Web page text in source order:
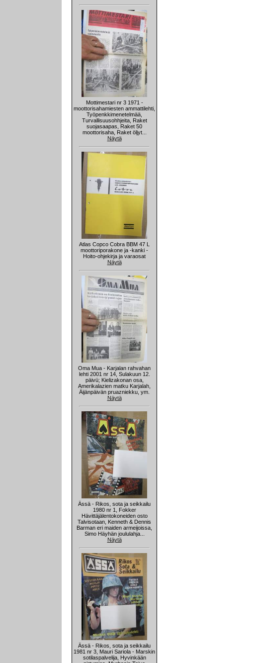
Mottimestari nr 3 1971 -
moottorisahamiesten ammattilehti,
Työpenkkimenetelmää,
Turvallisuusohhjeita, Raket
suojasaapas, Raket 50
moottorisaha, Raket öljyt...
Näytä
Atlas Copco Cobra BBM 47 L
moottoriporakone ja -kanki -
Hoito-ohjekirja ja varaosat
Näytä
Oma Mua - Karjalan rahvahan
lehti 2001 nr 14, Sulakuun 12.
päivü; Kielizakonan osa,
Amerikalazien matku Karjalah,
Äijänpäivän pruazniekku, ym.
Näytä
Ässä - Rikos, sota ja seikkailu
1980 nr 1, Fokker
Hävittäjälentokoneiden osto
Talvisotaan, Kenneth & Dennis
Barman eri maiden armeijoissa,
Simo Häyhän joululahja...
Näytä
Ässä - Rikos, sota ja seikkailu
1981 nr 3, Mauri Sariola - Marskin
sotilaspalvelija, Hyvinkään